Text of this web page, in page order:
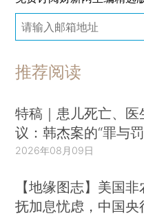
推荐阅读
特稿｜患儿死亡、医
议：韩杰案的“罪与
2026年08月09日
【地缘图志】美国
抚加息忧虑，中国央